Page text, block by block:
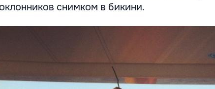
снимком в бикини.